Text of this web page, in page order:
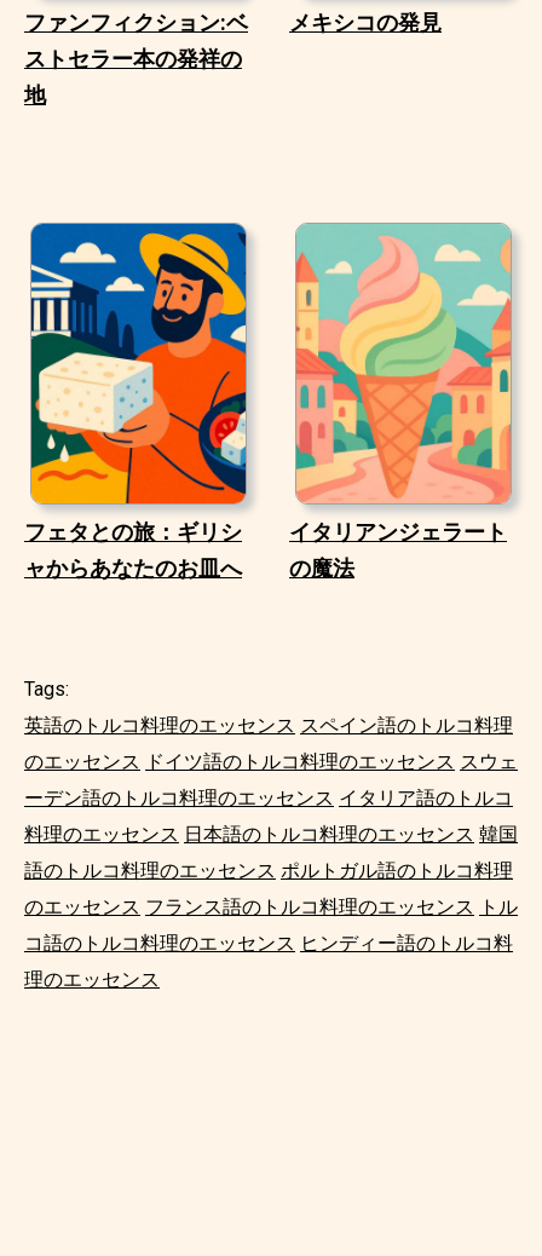
ファンフィクション:ベ
ストセラー本の発祥の
地
メキシコの発見
フェタとの旅：ギリシ
ャからあなたのお皿へ
イタリアンジェラート
の魔法
Tags:
英語のトルコ料理のエッセンス スペイン語のトルコ料理
のエッセンス ドイツ語のトルコ料理のエッセンス スウェ
ーデン語のトルコ料理のエッセンス イタリア語のトルコ
料理のエッセンス 日本語のトルコ料理のエッセンス 韓国
語のトルコ料理のエッセンス ポルトガル語のトルコ料理
のエッセンス フランス語のトルコ料理のエッセンス トル
コ語のトルコ料理のエッセンス ヒンディー語のトルコ料
理のエッセンス